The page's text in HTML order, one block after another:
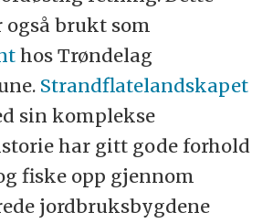
brukt som
hos Trøndelag
Strandflatelandskapet
sin komplekse
har gitt gode forhold
fiske opp gjennom
jordbruksbygdene